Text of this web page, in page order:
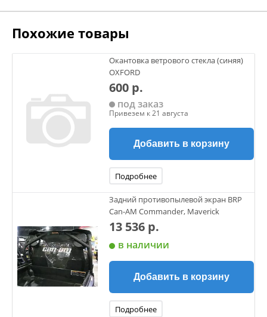
комплекте.
Крепления данного стекла имеют лучшую совместимость
с квадроциклом CFMOTO 600 Overland EPS, чем крепления
стекла (артикул 9DSV-805100-6000).
Габариты: 763*633*5 мм.
Похожие товары
Окантовка ветрового стекла (синяя)
OXFORD
600 р.
под заказ
Привезем к 21 августа
Добавить в корзину
Подробнее
Задний противопылевой экран BRP
Can-AM Commander, Maverick
13 536 р.
в наличии
Добавить в корзину
Подробнее